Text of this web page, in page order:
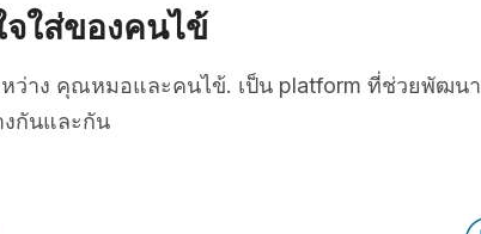
จใส่ของคนไข้
ว่าง คุณหมอและคนไข้. เป็น platform ที่ช่วยพัฒนา
กันและกัน